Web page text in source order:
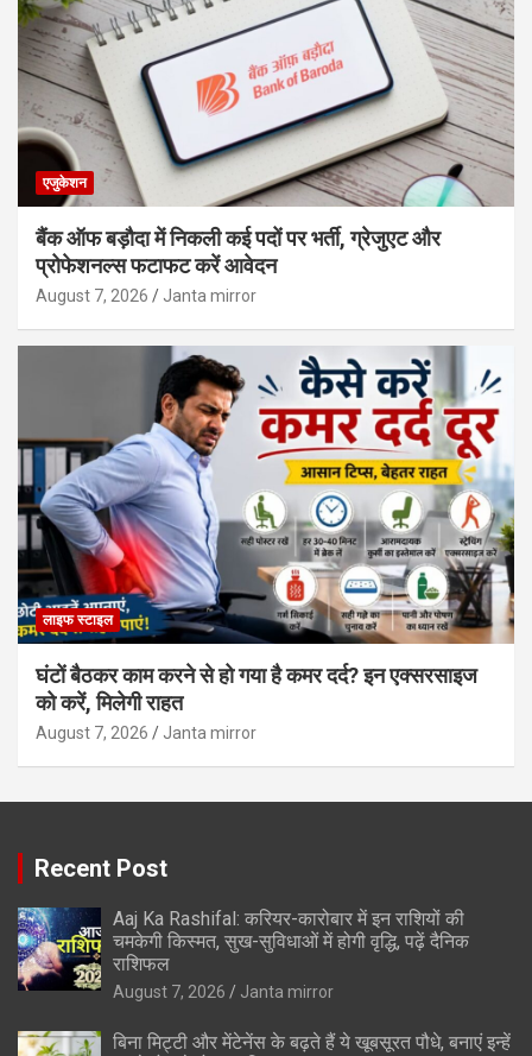
एजुकेशन
बैंक ऑफ बड़ौदा में निकली कई पदों पर भर्ती, ग्रेजुएट और
प्रोफेशनल्स फटाफट करें आवेदन
August 7, 2026 Janta mirror
लाइफ स्टाइल
घंटों बैठकर काम करने से हो गया है कमर दर्द? इन एक्सरसाइज
को करें, मिलेगी राहत
August 7, 2026 Janta mirror
Recent Post
Aaj Ka Rashifal: करियर-कारोबार में इन राशियों की
चमकेगी किस्मत, सुख-सुविधाओं में होगी वृद्धि, पढ़ें दैनिक
राशिफल
August 7, 2026 Janta mirror
बिना मिट्टी और मेंटेनेंस के बढ़ते हैं ये खूबसूरत पौधे, बनाएं इन्‍हें